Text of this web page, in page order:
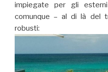
impiegate per gli
comunque – al di là del
robusti: